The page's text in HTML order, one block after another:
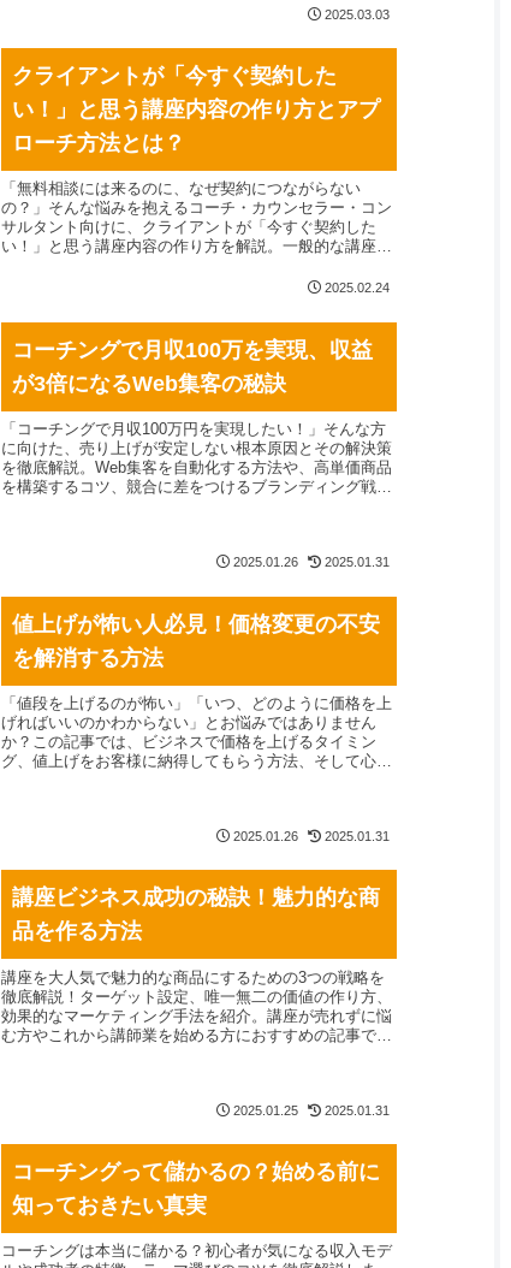
ない」「自己流で迷走してしまう」「お金をかけずにや
ためのステップを学びましょう！これから副業や起業を
始めたい方、またはすでに始めたけど結果が出ない方に
向けて、具体的なアドバイスをお届けします。あなたは
失敗する側？成功する側？この記事を読めば、起業の成
功確率がグッと上がるはずです！
2025.03.03
クライアントが「今すぐ契約した
い！」と思う講座内容の作り方とアプ
ローチ方法とは？
「無料相談には来るのに、なぜ契約につながらない
の？」そんな悩みを抱えるコーチ・カウンセラー・コン
サルタント向けに、クライアントが「今すぐ契約した
い！」と思う講座内容の作り方を解説。一般的な講座設
因」と、契約率を劇的に上げる革新的なアプローチを紹
のように講座を設計すればクライアントが即決するの
か？講座の価値を最大限に伝え、成約率を上げるための
具体的な戦略を学びましょう！
2025.02.24
コーチングで月収100万を実現、収益
が3倍になるWeb集客の秘訣
「コーチングで月収100万円を実現したい！」そんな方
に向けた、売り上げが安定しない根本原因とその解決策
を徹底解説。Web集客を自動化する方法や、高単価商品
を構築するコツ、競合に差をつけるブランディング戦略
2025.01.26 2025.01.31
値上げが怖い人必見！価格変更の不安
を解消する方法
「値段を上げるのが怖い」「いつ、どのように価格を上
げればいいのかわからない」とお悩みではありません
か？この記事では、ビジネスで価格を上げるタイミン
グ、値上げをお客様に納得してもらう方法、そして心理
アプローチを学び、自信を持って価格変更を進めましょ
2025.01.26 2025.01.31
講座ビジネス成功の秘訣！魅力的な商
品を作る方法
講座を大人気で魅力的な商品にするための3つの戦略を
徹底解説！ターゲット設定、唯一無二の価値の作り方、
効果的なマーケティング手法を紹介。講座が売れずに悩
む方やこれから講師業を始める方におすすめの記事で
2025.01.25 2025.01.31
コーチングって儲かるの？始める前に
知っておきたい真実
コーチングは本当に儲かる？初心者が気になる収入モデ